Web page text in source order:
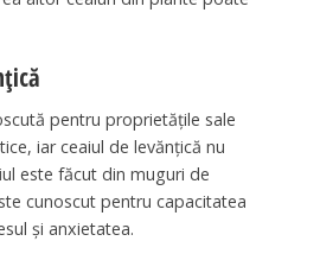
pentru proprietățile sale
iar ceaiul de levănțică nu
este făcut din muguri de
cunoscut pentru capacitatea
și anxietatea.